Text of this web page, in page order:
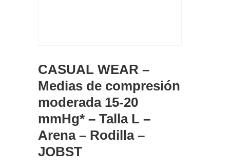
CASUAL WEAR –
Medias de compresión
moderada 15-20
mmHg* – Talla L –
Arena – Rodilla –
JOBST